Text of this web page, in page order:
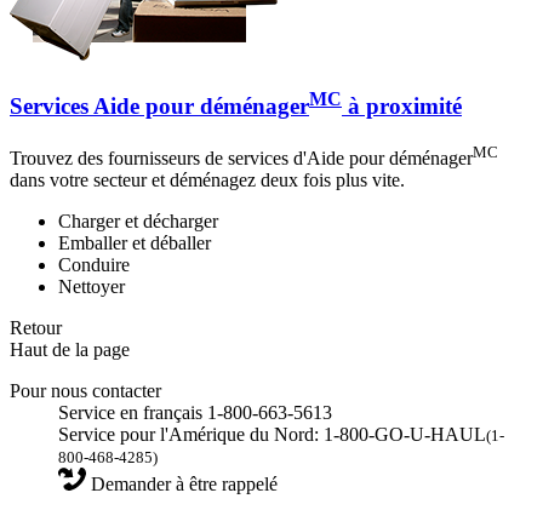
Services Aide pour déménagerMC à proximité
Trouvez des fournisseurs de services d'Aide pour déménagerMC
dans votre secteur et déménagez deux fois plus vite.
Charger et décharger
Emballer et déballer
Conduire
Nettoyer
Retour
Haut de la page
Pour nous contacter
Service en français 1-800-663-5613
Service pour l'Amérique du Nord: 1-800-GO-U-HAUL(1-
800-468-4285)
Demander à être rappelé